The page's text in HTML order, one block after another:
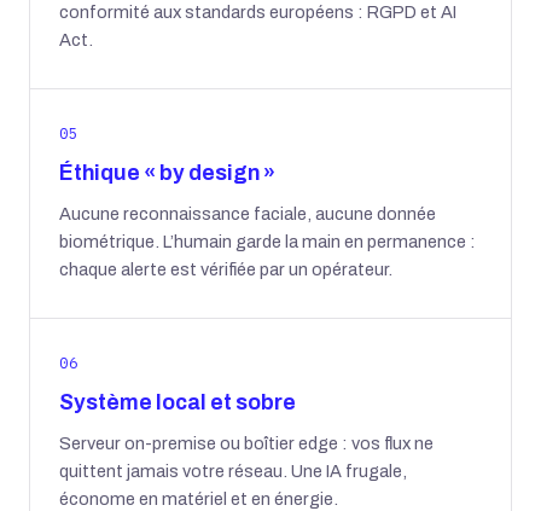
conformité aux standards européens : RGPD et AI
Act.
05
Éthique « by design »
Aucune reconnaissance faciale, aucune donnée
biométrique. L’humain garde la main en permanence :
chaque alerte est vérifiée par un opérateur.
06
Système local et sobre
Serveur on-premise ou boîtier edge : vos flux ne
quittent jamais votre réseau. Une IA frugale,
économe en matériel et en énergie.